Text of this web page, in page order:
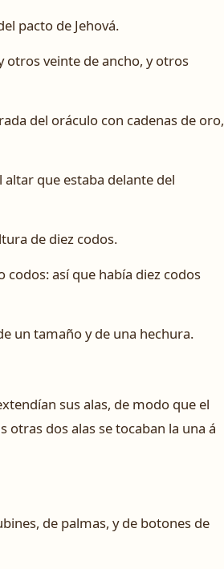
pacto de Jehová.
otros veinte de ancho, y otros
del oráculo con cadenas de oro,
que estaba delante del
de diez codos.
así que había diez codos
un tamaño y de una hechura.
sus alas, de modo que el
otras dos alas se tocaban la una á
de palmas, y de botones de